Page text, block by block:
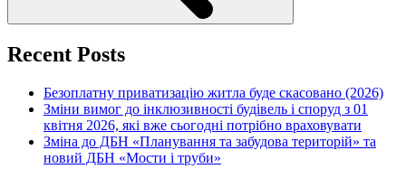
Recent Posts
Безоплатну приватизацію житла буде скасовано (2026)
Зміни вимог до інклюзивності будівель і споруд з 01
квітня 2026, які вже сьогодні потрібно враховувати
Зміна до ДБН «Планування та забудова територій» та
новий ДБН «Мости і труби»